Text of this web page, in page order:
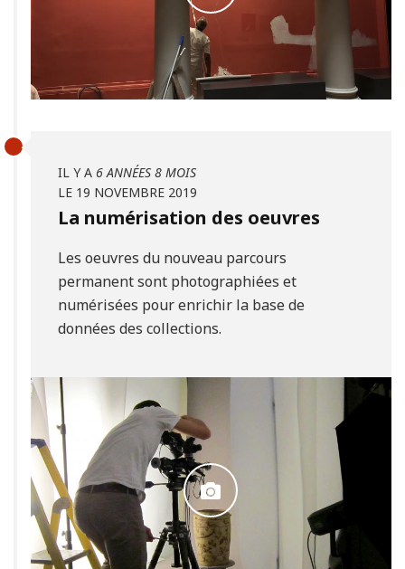
IL Y A 6 ANNÉES 8 MOIS
LE 19 NOVEMBRE 2019
La numérisation des oeuvres
Les oeuvres du nouveau parcours
permanent sont photographiées et
numérisées pour enrichir la base de
données des collections.